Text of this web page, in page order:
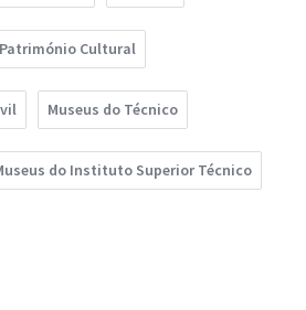
Cultural
Museus do Técnico
do Instituto Superior Técnico